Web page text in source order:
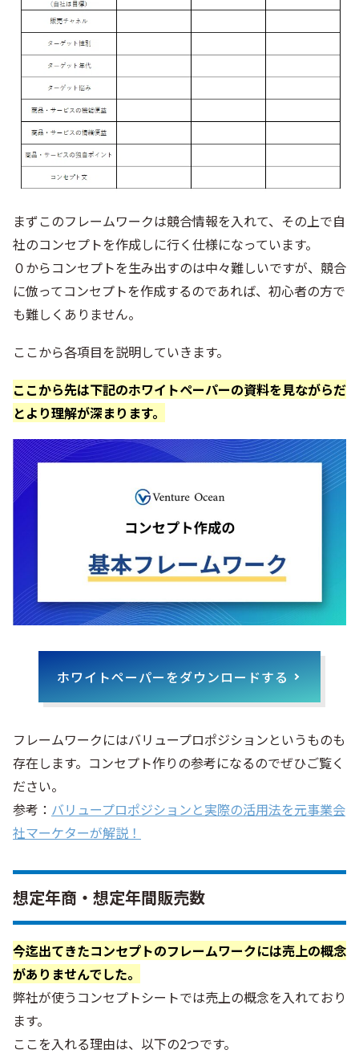
まずこのフレームワークは競合情報を入れて、その上で自
社のコンセプトを作成しに行く仕様になっています。
０からコンセプトを生み出すのは中々難しいですが、競合
に倣ってコンセプトを作成するのであれば、初心者の方で
も難しくありません。
ここから各項目を説明していきます。
ここから先は下記のホワイトペーパーの資料を見ながらだ
とより理解が深まります。
ホワイトペーパーをダウンロードする
フレームワークにはバリュープロポジションというものも
存在します。コンセプト作りの参考になるのでぜひご覧く
ださい。
参考： バリュープロポジションと実際の活用法を元事業会
社マーケターが解説！
想定年商・想定年間販売数
今迄出てきたコンセプトのフレームワークには売上の概念
がありませんでした。
弊社が使うコンセプトシートでは売上の概念を入れており
ます。
ここを入れる理由は、以下の2つです。